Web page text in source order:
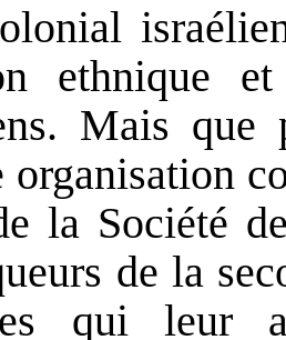
ethnique
Mais que
organisation
la Société
de la
qui leur